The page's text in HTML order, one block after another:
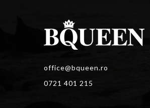
office@bqueen.ro
0721 401 215